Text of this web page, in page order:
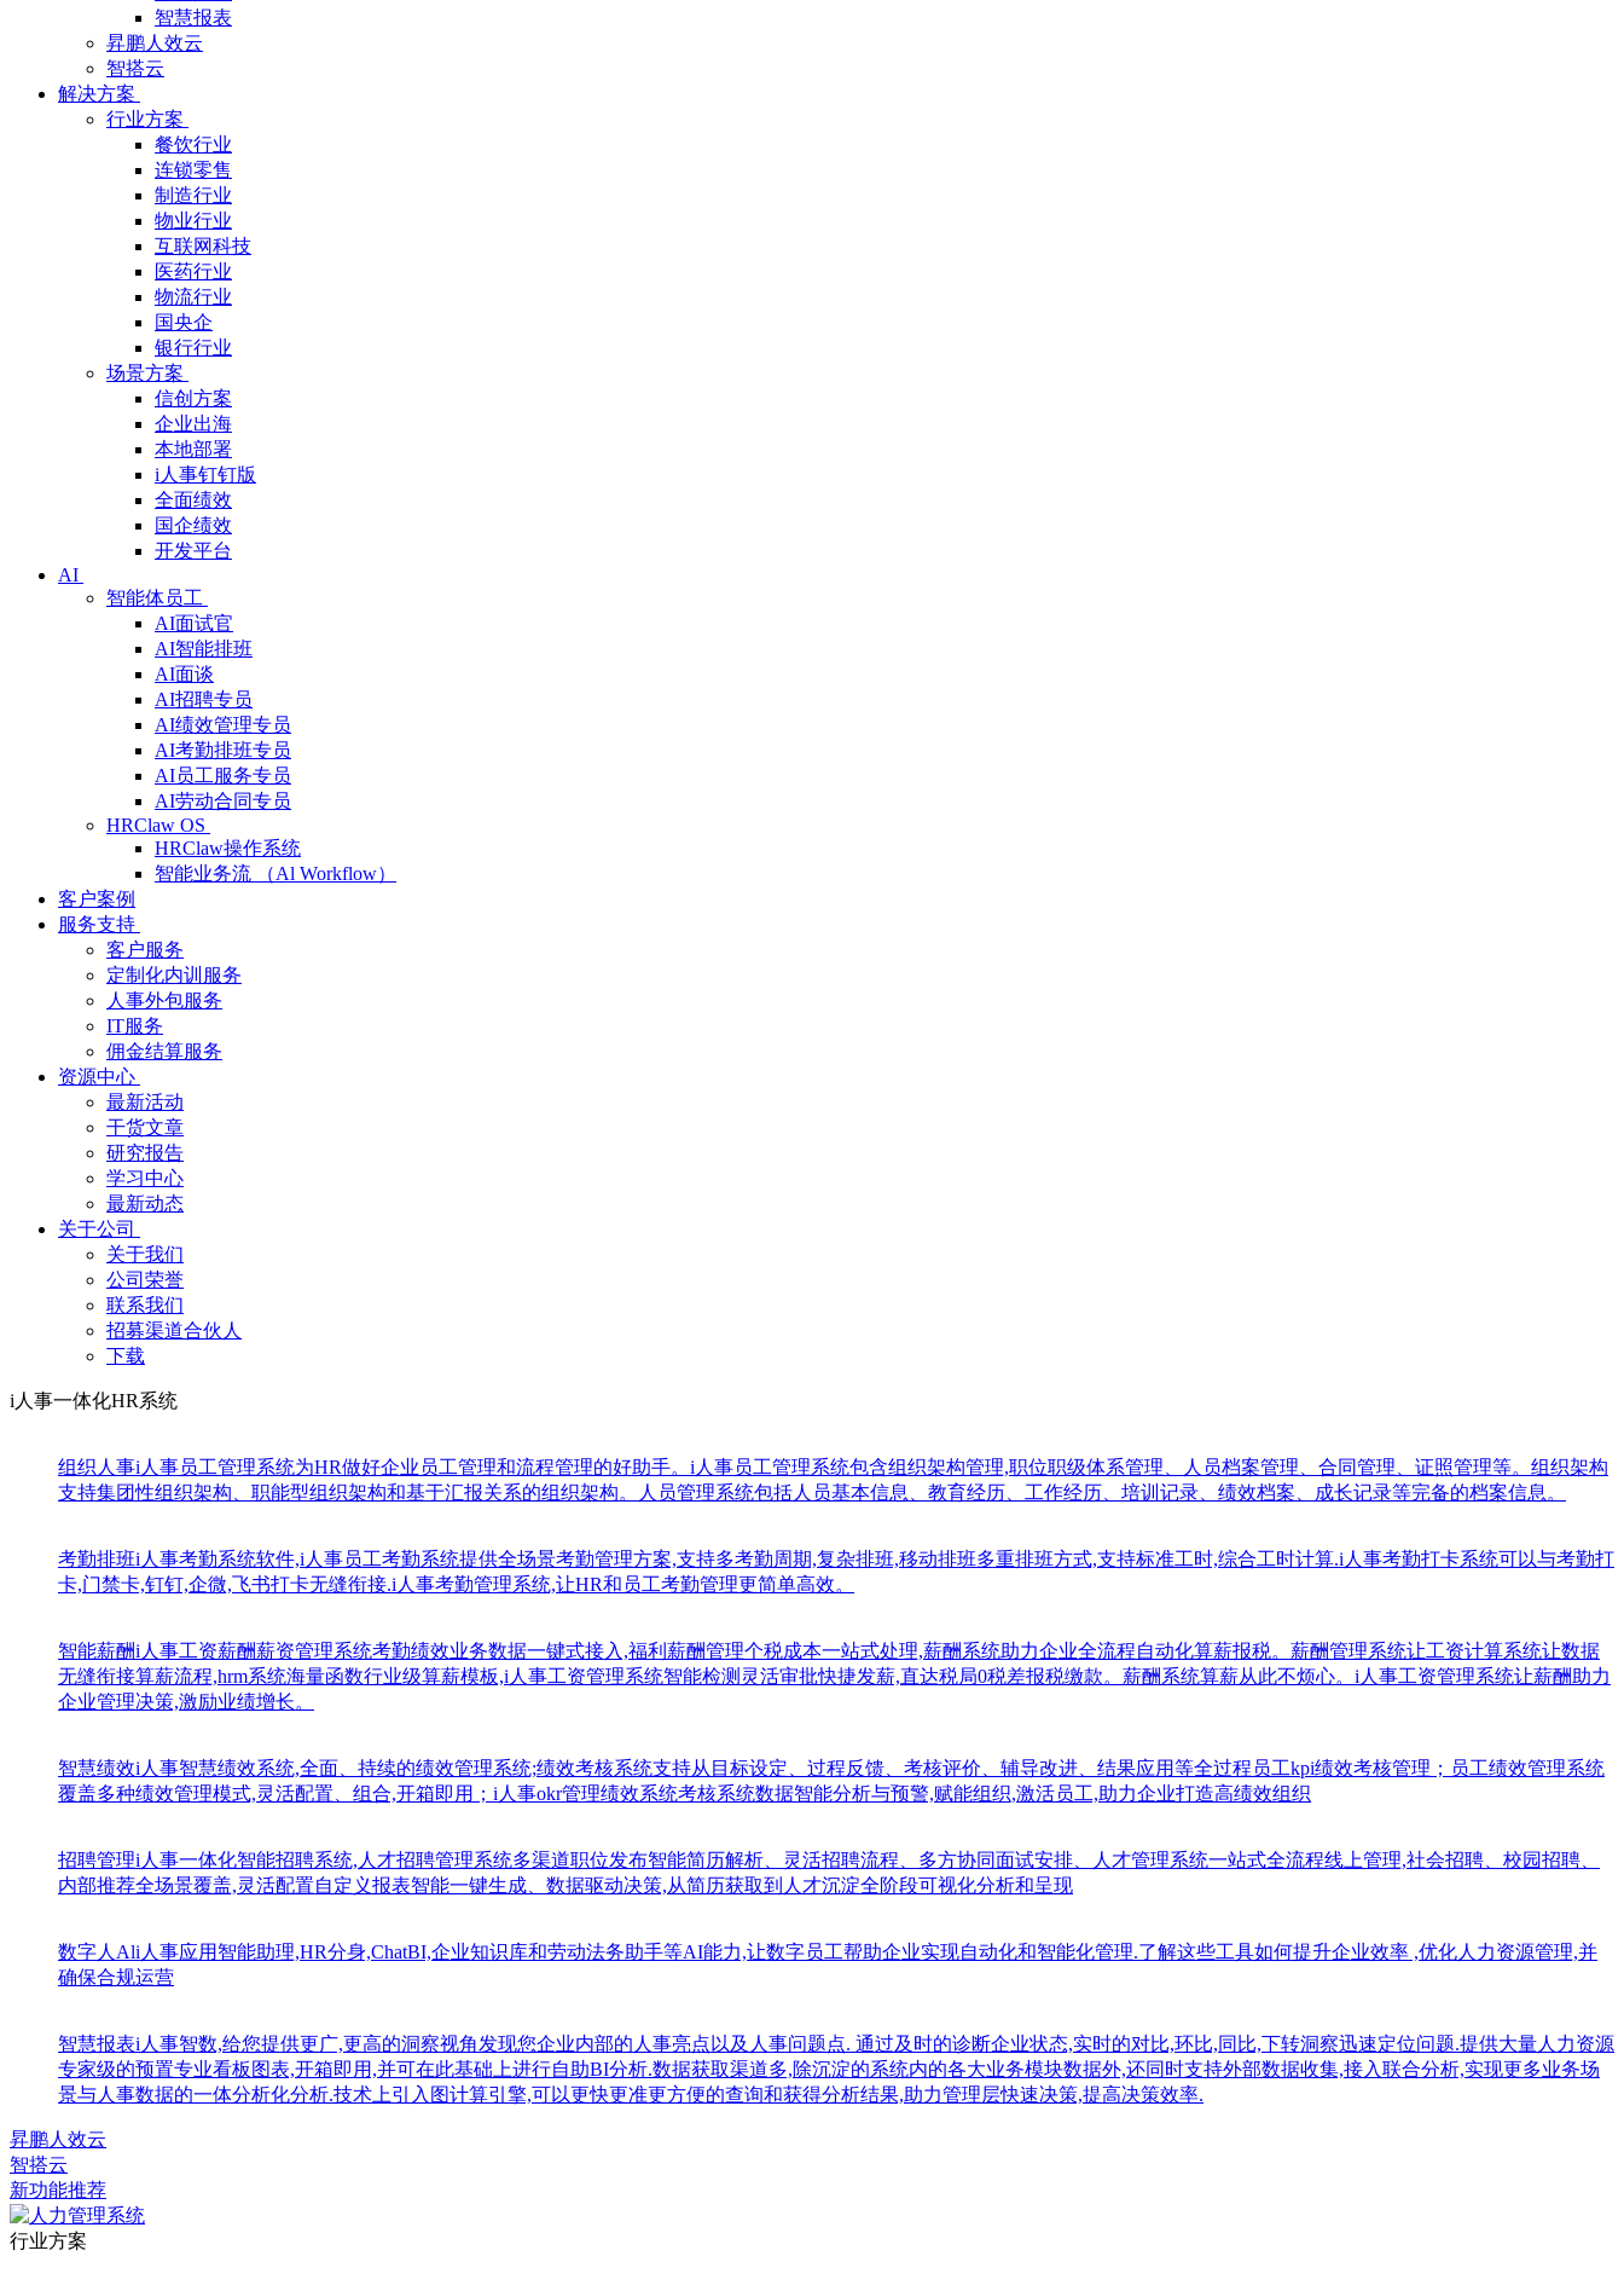
智慧报表
昇鹏人效云
智搭云
解决方案
行业方案
餐饮行业
连锁零售
制造行业
物业行业
互联网科技
医药行业
物流行业
国央企
银行行业
场景方案
信创方案
企业出海
本地部署
i人事钉钉版
全面绩效
国企绩效
开发平台
AI
智能体员工
AI面试官
AI智能排班
AI面谈
AI招聘专员
AI绩效管理专员
AI考勤排班专员
AI员工服务专员
AI劳动合同专员
HRClaw OS
HRClaw操作系统
智能业务流 （Al Workflow）
客户案例
服务支持
客户服务
定制化内训服务
人事外包服务
IT服务
佣金结算服务
资源中心
最新活动
干货文章
研究报告
学习中心
最新动态
关于公司
关于我们
公司荣誉
联系我们
招募渠道合伙人
下载
i人事一体化HR系统
组织人事i人事员工管理系统为HR做好企业员工管理和流程管理的好助手。i人事员工管理系统包含组织架构管理,职位职级体系管理、人员档案管理、合同管理、证照管理等。组织架构
支持集团性组织架构、职能型组织架构和基于汇报关系的组织架构。人员管理系统包括人员基本信息、教育经历、工作经历、培训记录、绩效档案、成长记录等完备的档案信息。
考勤排班i人事考勤系统软件,i人事员工考勤系统提供全场景考勤管理方案,支持多考勤周期,复杂排班,移动排班多重排班方式,支持标准工时,综合工时计算.i人事考勤打卡系统可以与考勤打
卡,门禁卡,钉钉,企微,飞书打卡无缝衔接.i人事考勤管理系统,让HR和员工考勤管理更简单高效。
智能薪酬i人事工资薪酬薪资管理系统考勤绩效业务数据一键式接入,福利薪酬管理个税成本一站式处理,薪酬系统助力企业全流程自动化算薪报税。薪酬管理系统让工资计算系统让数据
无缝衔接算薪流程,hrm系统海量函数行业级算薪模板,i人事工资管理系统智能检测灵活审批快捷发薪,直达税局0税差报税缴款。薪酬系统算薪从此不烦心。i人事工资管理系统让薪酬助力
企业管理决策,激励业绩增长。
智慧绩效i人事智慧绩效系统,全面、持续的绩效管理系统;绩效考核系统支持从目标设定、过程反馈、考核评价、辅导改进、结果应用等全过程员工kpi绩效考核管理；员工绩效管理系统
覆盖多种绩效管理模式,灵活配置、组合,开箱即用；i人事okr管理绩效系统考核系统数据智能分析与预警,赋能组织,激活员工,助力企业打造高绩效组织
招聘管理i人事一体化智能招聘系统,人才招聘管理系统多渠道职位发布智能简历解析、灵活招聘流程、多方协同面试安排、人才管理系统一站式全流程线上管理,社会招聘、校园招聘、
内部推荐全场景覆盖,灵活配置自定义报表智能一键生成、数据驱动决策,从简历获取到人才沉淀全阶段可视化分析和呈现
数字人Ali人事应用智能助理,HR分身,ChatBI,企业知识库和劳动法务助手等AI能力,让数字员工帮助企业实现自动化和智能化管理.了解这些工具如何提升企业效率 ,优化人力资源管理,并
确保合规运营
智慧报表i人事智数,给您提供更广,更高的洞察视角发现您企业内部的人事亮点以及人事问题点. 通过及时的诊断企业状态,实时的对比,环比,同比,下转洞察迅速定位问题.提供大量人力资源
专家级的预置专业看板图表,开箱即用,并可在此基础上进行自助BI分析.数据获取渠道多,除沉淀的系统内的各大业务模块数据外,还同时支持外部数据收集,接入联合分析,实现更多业务场
景与人事数据的一体分析化分析.技术上引入图计算引擎,可以更快更准更方便的查询和获得分析结果,助力管理层快速决策,提高决策效率.
昇鹏人效云
智搭云
新功能推荐
行业方案